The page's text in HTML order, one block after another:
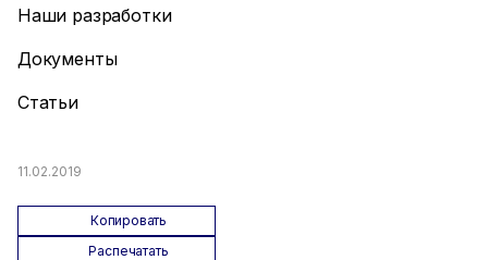
Наши разработки
Документы
Статьи
11.02.2019
Копировать
Распечатать